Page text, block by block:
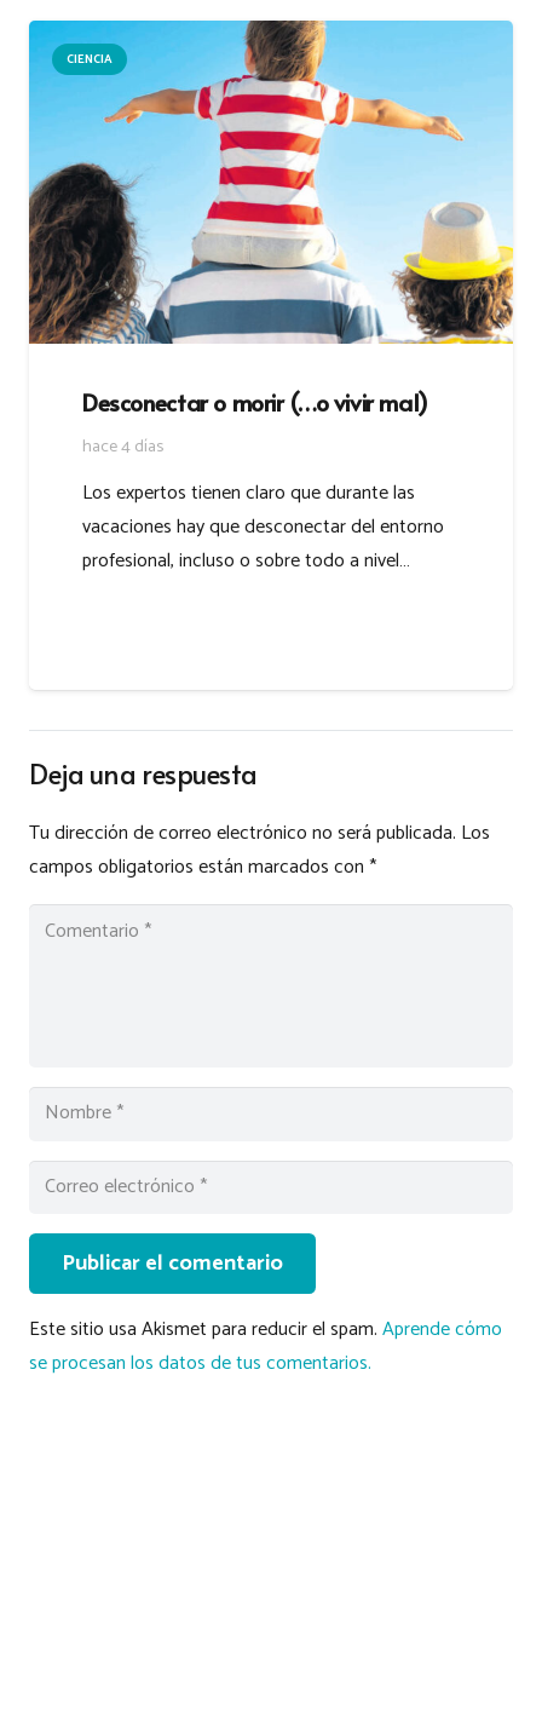
CIENCIA
Desconectar o morir (…o vivir mal)
hace 4 días
Los expertos tienen claro que durante las
vacaciones hay que desconectar del entorno
profesional, incluso o sobre todo a nivel…
Deja una respuesta
Tu dirección de correo electrónico no será publicada. Los
campos obligatorios están marcados con*
Publicar el comentario
Este sitio usa Akismet para reducir el spam.Aprende cómo
se procesan los datos de tus comentarios.